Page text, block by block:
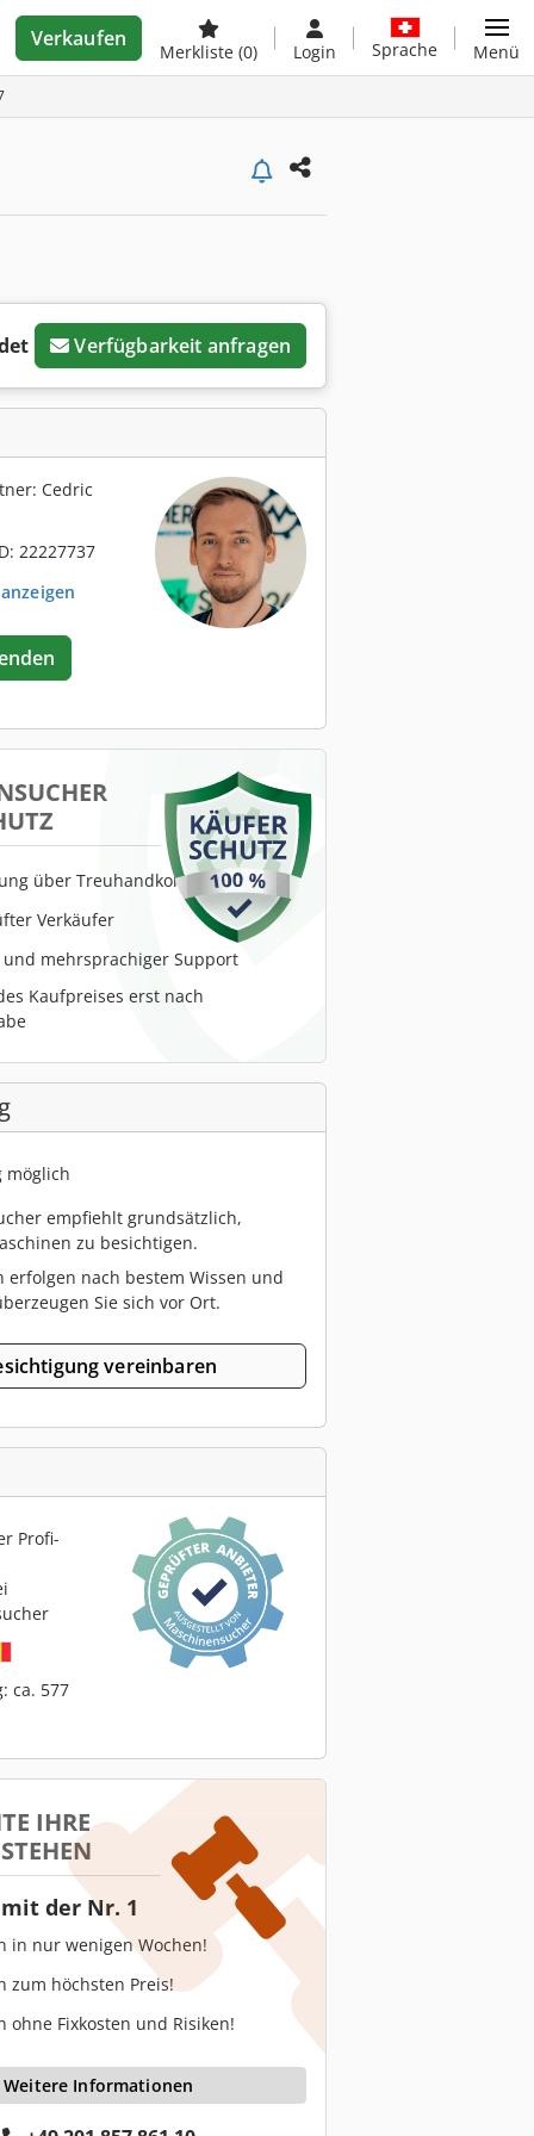
Verkaufen
Merkliste (0) Login Sprache Menü
Verfügbarkeit anfragen
Cedric
22227737
über Treuhandkonto
Verkäufer
und mehrsprachiger Support
Kaufpreises erst nach
möglich
empfiehlt grundsätzlich,
zu besichtigen.
erfolgen nach bestem Wissen und
Sie sich vor Ort.
vereinbaren
Profi-
ca. 577
IHRE
der Nr. 1
in nur wenigen Wochen!
zum höchsten Preis!
ohne Fixkosten und Risiken!
Weitere Informationen